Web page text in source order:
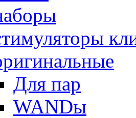
Для пар
WANDы